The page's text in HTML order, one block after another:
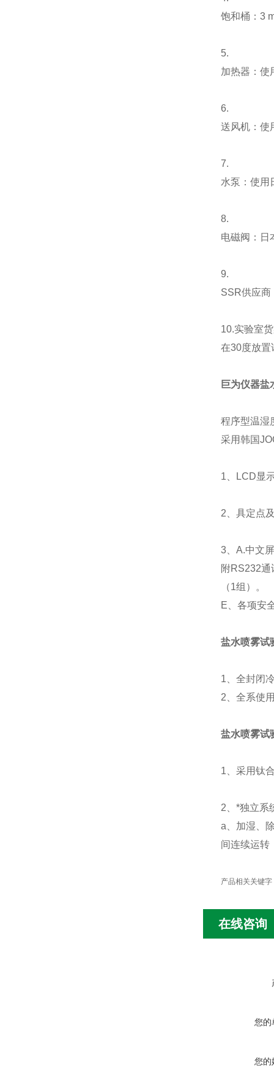
饱和桶：3
5.
加热器：使
6.
送风机：使
7.
水泵：使用
8.
电磁阀：日
9.
SSR供应商
10.实验室
在30度放置
巨为仪器盐
程序型温湿
采用韩国
1、LCD显
2、具定点
3、A.中文
附RS232
（1组）。
E、各项安
盐水喷雾试
1、全封闭
2、全系使
盐水喷雾试
1、采用钛
2、*独立系
a、加湿、
间连续运转
产品相关关键
在线咨询
您的
您的